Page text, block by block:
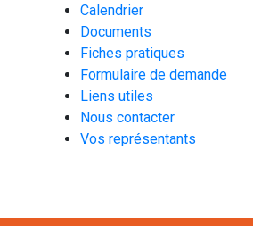
Calendrier
Documents
Fiches pratiques
Formulaire de demande
Liens utiles
Nous contacter
Vos représentants